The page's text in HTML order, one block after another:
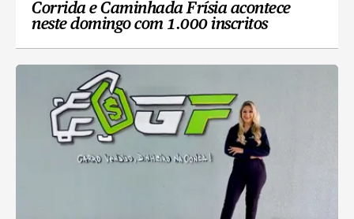
Corrida e Caminhada Frísia acontece
neste domingo com 1.000 inscritos